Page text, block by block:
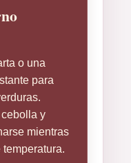
o una
para
y
mientras